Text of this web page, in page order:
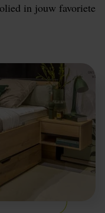
in jouw favoriete